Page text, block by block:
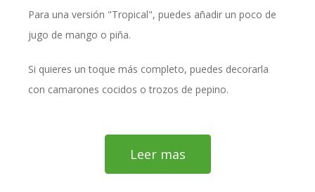
Para una versión "Tropical", puedes añadir un poco de
jugo de mango o piña.
Si quieres un toque más completo, puedes decorarla
con camarones cocidos o trozos de pepino.
Leer mas